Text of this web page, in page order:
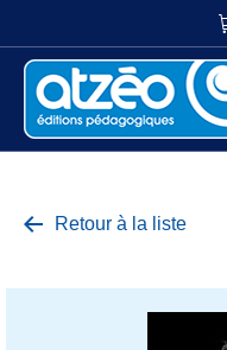
Retour à la liste